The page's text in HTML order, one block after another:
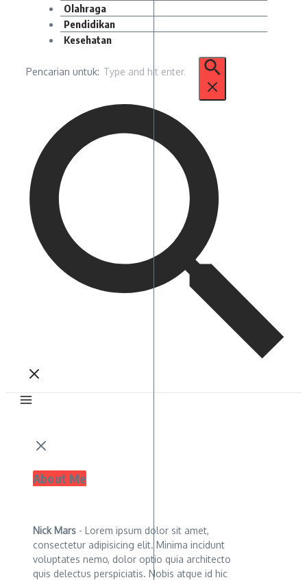
Olahraga
Pendidikan
Kesehatan
Pencarian untuk:
About Me
Nick Mars - Lorem ipsum dolor sit amet,
consectetur adipisicing elit. Minima incidunt
voluptates nemo, dolor optio quia architecto
quis delectus perspiciatis. Nobis atque id hic